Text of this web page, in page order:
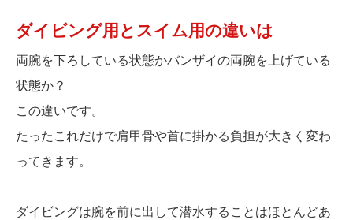
ダイビング用とスイム用の違いは
両腕を下ろしている状態かバンザイの両腕を上げている
状態か？
この違いです。
たったこれだけで肩甲骨や首に掛かる負担が大きく変わ
ってきます。
ダイビングは腕を前に出して潜水することはほとんどあ